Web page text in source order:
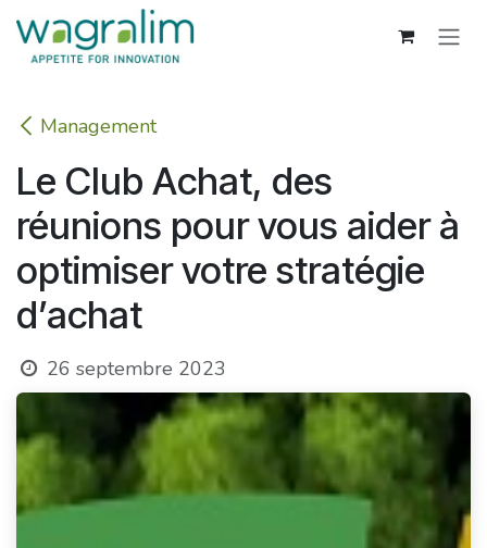
Se rendre au contenu
Management
Le Club Achat, des
réunions pour vous aider à
optimiser votre stratégie
d’achat
26 septembre 2023